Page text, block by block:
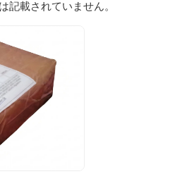
記載されていません。